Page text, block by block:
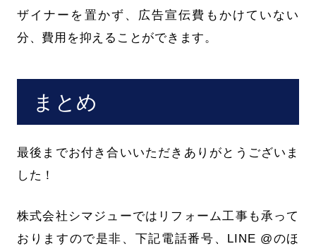
ザイナーを置かず、広告宣伝費もかけていない
分、費用を抑えることができます。
まとめ
最後までお付き合いいただきありがとうございま
した！
株式会社シマジューではリフォーム工事も承って
おりますので是非、下記電話番号、LINE @のほ